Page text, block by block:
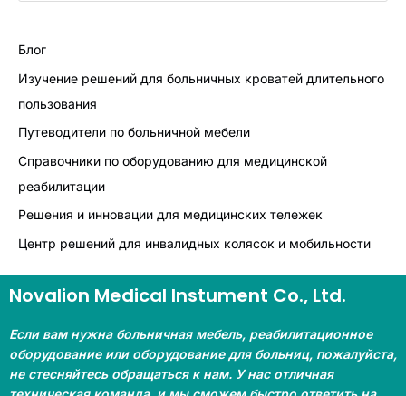
Блог
Изучение решений для больничных кроватей длительного
пользования
Путеводители по больничной мебели
Справочники по оборудованию для медицинской
реабилитации
Решения и инновации для медицинских тележек
Центр решений для инвалидных колясок и мобильности
Novalion Medical Instument Co., Ltd.
Если вам нужна больничная мебель, реабилитационное
оборудование или оборудование для больниц, пожалуйста,
не стесняйтесь обращаться к нам. У нас отличная